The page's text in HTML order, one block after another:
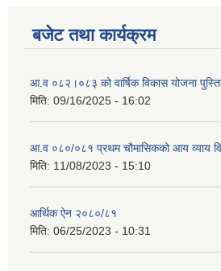
बजेट तथा कार्यक्रम
आ.व ०८२।०८३ को वार्षिक विकास योजना
मिति: 09/16/2025 - 16:02
आ.व ०८०/०८१ प्रथम चौमासिकको आय व्याय
मिति: 11/08/2023 - 15:10
आर्थिक ऐन २०८०/८१
मिति: 06/25/2023 - 10:31